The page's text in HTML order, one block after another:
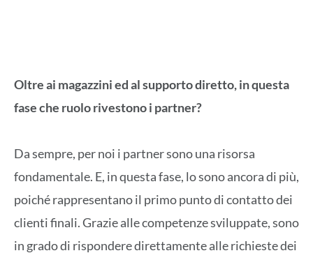
Oltre ai magazzini ed al supporto diretto, in questa
fase che ruolo rivestono i partner?
Da sempre, per noi i partner sono una risorsa
fondamentale. E, in questa fase, lo sono ancora di più,
poiché rappresentano il primo punto di contatto dei
clienti finali. Grazie alle competenze sviluppate, sono
in grado di rispondere direttamente alle richieste dei